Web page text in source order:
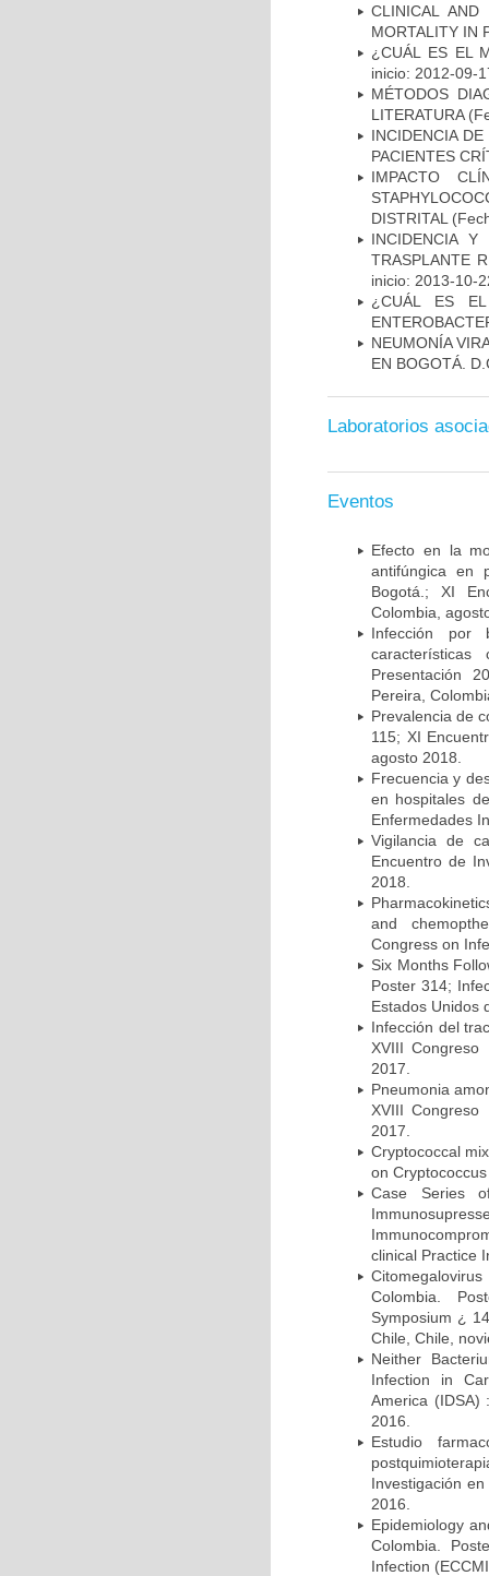
CLINICAL AND
MORTALITY IN
¿CUÁL ES EL
inicio: 2012-09-
MÉTODOS
LITERATURA
INCIDENCIA
PACIENTES
IMPACTO
DISTRITAL
INCIDENCIA Y
TRASPLANTE
inicio: 2013-10-
¿CUÁL ES EL
NEUMONÍA
EN BOGOTÁ.
Laboratorios
Eventos
Efecto en la
antifúngica en
Bogotá.; XI
Colombia,
Infección por
Presentación
Pereira,
Prevalencia de
115; XI
agosto 2018.
Frecuencia y
en hospitales
Enfermedades
Vigilancia de
Encuentro de
2018.
and
Congress on
Six Months
Poster 314;
Estados Unidos
Infección del
XVIII
2017.
Pneumonia
XVIII
2017.
Cryptococcal
on
Case Series
clinical Practice
Colombia.
Symposium ¿
Chile, Chile,
Neither
Infection in
America (IDSA)
2016.
Estudio
Investigación
2016.
Epidemiology
Colombia.
Infection